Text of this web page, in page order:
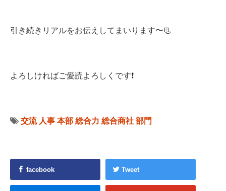
引き続きリアルをお伝えしてまいります〜📃
よろしければご愛読よろしくです❗️
交流 人事 本部 総合力 総合商社 部門
facebook Tweet